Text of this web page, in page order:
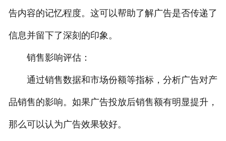
告内容的记忆程度。这可以帮助了解广告是否传递了
信息并留下了深刻的印象。
销售影响评估：
通过销售数据和市场份额等指标，分析广告对产
品销售的影响。如果广告投放后销售额有明显提升，
那么可以认为广告效果较好。